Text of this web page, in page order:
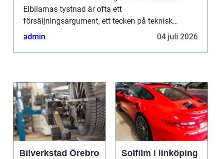
Elbilarnas tystnad är ofta ett
försäljningsargument, ett tecken på teknisk
förfining och komfort. Men under ytan...
admin 04 juli 2026
Bilverkstad Örebro
Solfilm i linköping